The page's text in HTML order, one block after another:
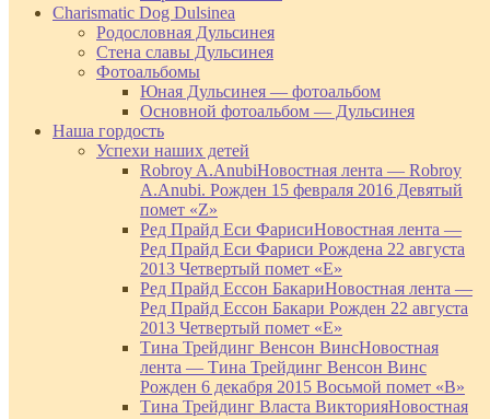
Charismatic Dog Dulsinea
Родословная Дульсинея
Стена славы Дульсинея
Фотоальбомы
Юная Дульсинея — фотоальбом
Основной фотоальбом — Дульсинея
Наша гордость
Успехи наших детей
Robroy A.AnubiНовостная лента — Robroy
A.Anubi. Рожден 15 февраля 2016 Девятый
помет «Z»
Ред Прайд Еси ФарисиНовостная лента —
Ред Прайд Еси Фариси Рождена 22 августа
2013 Четвертый помет «Е»
Ред Прайд Ессон БакариНовостная лента —
Ред Прайд Ессон Бакари Рожден 22 августа
2013 Четвертый помет «Е»
Тина Трейдинг Венсон ВинсНовостная
лента — Тина Трейдинг Венсон Винс
Рожден 6 декабря 2015 Восьмой помет «В»
Тина Трейдинг Власта ВикторияНовостная